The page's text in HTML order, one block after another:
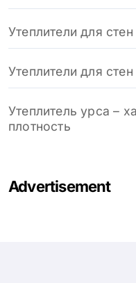
Утеплители для
Утеплители для
Утеплитель урса –
плотность
Advertisement